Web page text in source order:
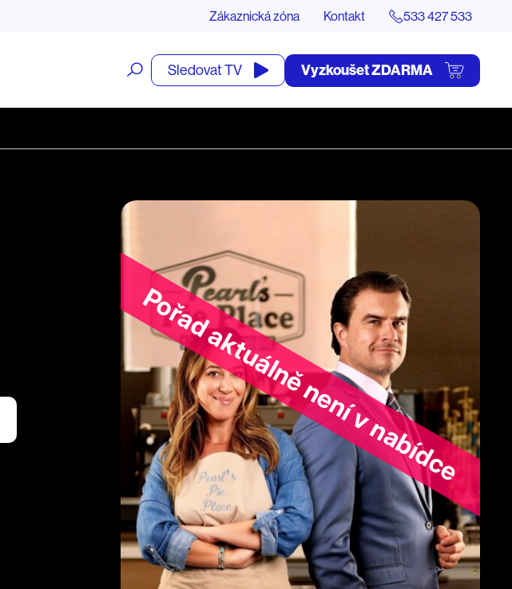
Zákaznická zóna Kontakt 533 427 533
Otevřít
vyhledávání
Sledovat TV Vyzkoušet ZDARMA
Pořad aktuálně není v nabídce